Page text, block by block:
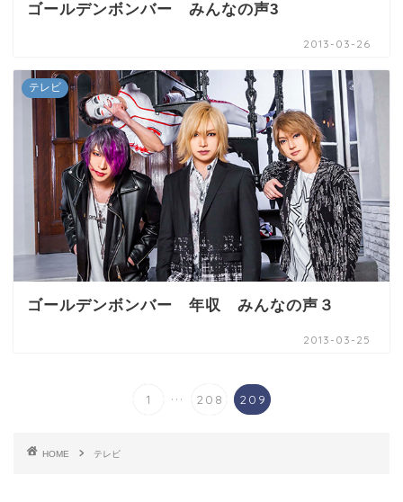
ゴールデンボンバー みんなの声3
2013-03-26
テレビ
ゴールデンボンバー 年収 みんなの声３
2013-03-25
1 ... 208 209
HOME テレビ